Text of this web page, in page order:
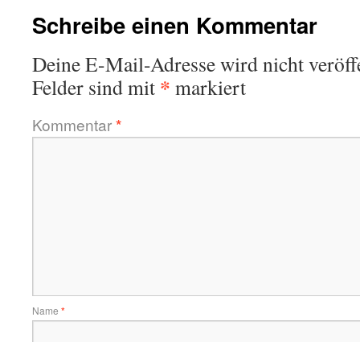
Schreibe einen Kommentar
Deine E-Mail-Adresse wird nicht
Felder sind mit * markiert
Kommentar*
Name *